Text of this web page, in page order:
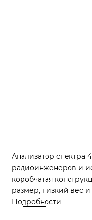
Анализатор спектра
радиоинженеров и
коробчатая
размер, низкий вес
энергопотребление,
Подробности